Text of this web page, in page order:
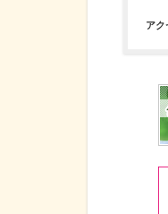
アク